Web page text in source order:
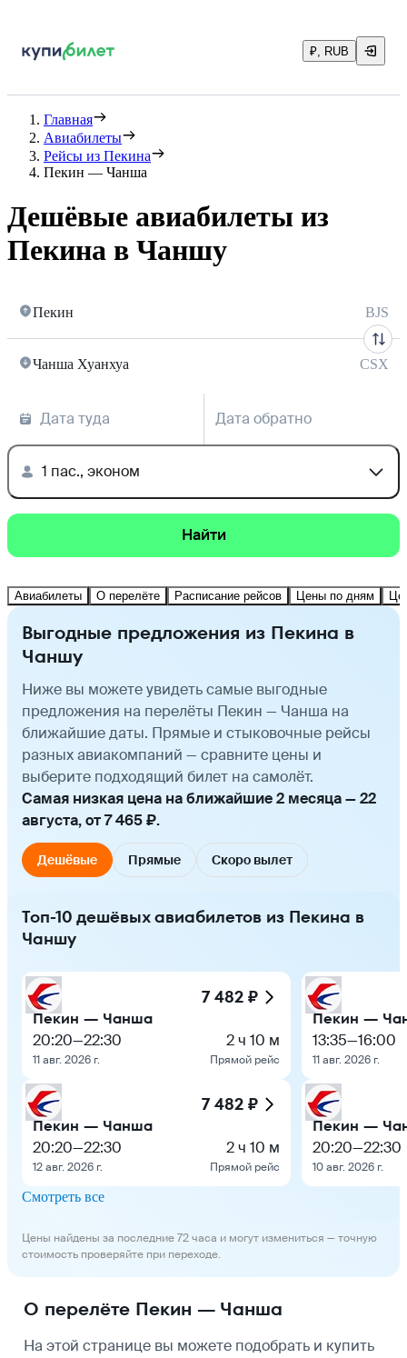
₽, RUB
Главная
Авиабилеты
Рейсы из Пекина
Пекин — Чанша
Дешёвые авиабилеты из
Пекина в Чаншу
Пекин BJS
Чанша Хуанхуа CSX
Дата туда Дата обратно
1 пас., эконом
Найти
Авиабилеты О перелёте Расписание рейсов Цены по дням
Выгодные предложения из Пекина в
Чаншу
Ниже вы можете увидеть самые выгодные
предложения на перелёты Пекин — Чанша на
ближайшие даты. Прямые и стыковочные рейсы
разных авиакомпаний — сравните цены и
выберите подходящий билет на самолёт.
Самая низкая цена на ближайшие 2 месяца — 22
августа, от 7 465 ₽.
Дешёвые Прямые Скоро вылет
Топ-10 дешёвых авиабилетов из Пекина в
Чаншу
7 482 ₽
Пекин — Чанша
20:20—22:30
11 авг. 2026 г.
2 ч 10 м
Прямой рейс
7 482 ₽
Пекин — Чанша
20:20—22:30
12 авг. 2026 г.
2 ч 10 м
Прямой рейс
Пекин —
13:35—16:00
11 авг. 2026 г.
Пекин —
20:20—22:30
10 авг. 2026 г.
Смотреть все
Цены найдены за последние 72 часа и могут измениться — точную
стоимость проверяйте при переходе.
О перелёте Пекин — Чанша
На этой странице вы можете подобрать и купить